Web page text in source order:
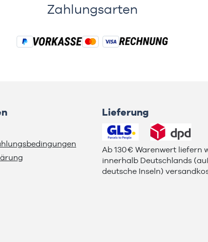
Zahlungsarten
Lieferung
Ab 130€ Warenwert liefern
innerhalb Deutschlands
deutsche Inseln)